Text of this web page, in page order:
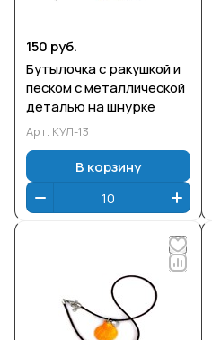
150 руб.
Бутылочка с ракушкой и
песком с металлической
деталью на шнурке
Арт. КУЛ-13
В корзину